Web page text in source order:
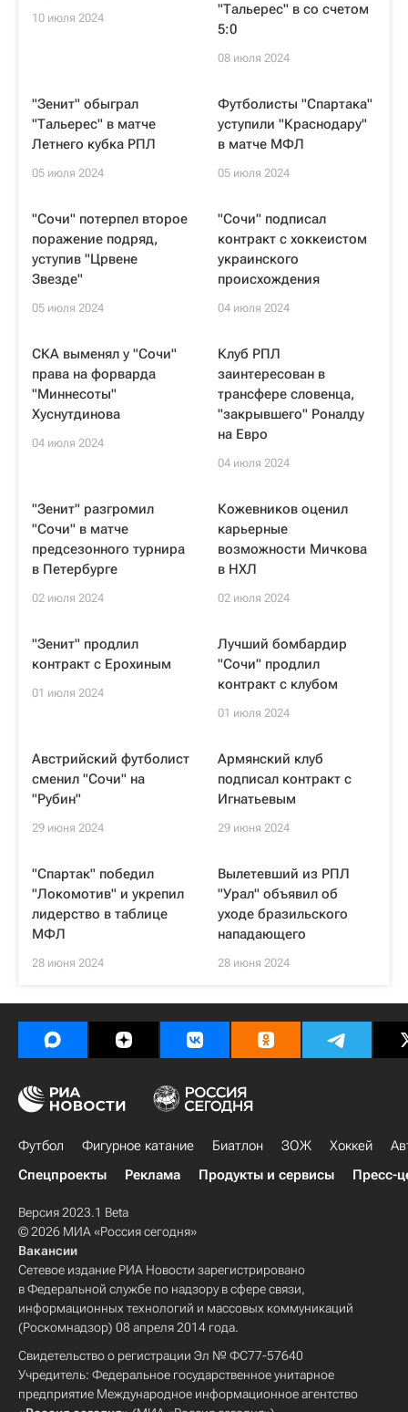
10 июля 2024
"Тальерес" в со счетом
5:0
08 июля 2024
"Зенит" обыграл
"Тальерес" в матче
Летнего кубка РПЛ
05 июля 2024
Футболисты "Спартака"
уступили "Краснодару"
в матче МФЛ
05 июля 2024
"Сочи" потерпел второе
поражение подряд,
уступив "Црвене
Звезде"
05 июля 2024
"Сочи" подписал
контракт с хоккеистом
украинского
происхождения
04 июля 2024
СКА выменял у "Сочи"
права на форварда
"Миннесоты"
Хуснутдинова
04 июля 2024
Клуб РПЛ
заинтересован в
трансфере словенца,
"закрывшего" Роналду
на Евро
04 июля 2024
"Зенит" разгромил
"Сочи" в матче
предсезонного турнира
в Петербурге
02 июля 2024
Кожевников оценил
карьерные
возможности Мичкова
в НХЛ
02 июля 2024
"Зенит" продлил
контракт с Ерохиным
01 июля 2024
Лучший бомбардир
"Сочи" продлил
контракт с клубом
01 июля 2024
Австрийский футболист
сменил "Сочи" на
"Рубин"
29 июня 2024
Армянский клуб
подписал контракт с
Игнатьевым
29 июня 2024
"Спартак" победил
"Локомотив" и укрепил
лидерство в таблице
МФЛ
28 июня 2024
Вылетевший из РПЛ
"Урал" объявил об
уходе бразильского
нападающего
28 июня 2024
Футбол Фигурное катание Биатлон ЗОЖ Хоккей
Спецпроекты
Реклама Продукты и сервисы Пресс-
Версия 2023.1 Beta
© 2026 МИА «Россия сегодня»
Вакансии
Сетевое издание РИА Новости зарегистрировано
в Федеральной службе по надзору в сфере связи,
информационных технологий и массовых коммуникаций
(Роскомнадзор) 08 апреля 2014 года.
Свидетельство о регистрации Эл № ФС77-57640
Учредитель: Федеральное государственное унитарное
предприятие Международное информационное агентство